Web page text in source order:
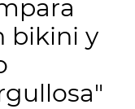
bikini y